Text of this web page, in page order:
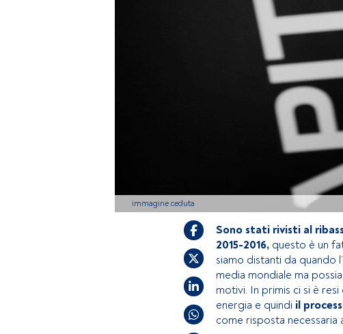
immagine ceduta
Sono stati rivisti al
2015-2016, questo è un
siamo distanti da quando
media mondiale ma
motivi. In primis ci si è
energia e quindi il
come risposta necessaria